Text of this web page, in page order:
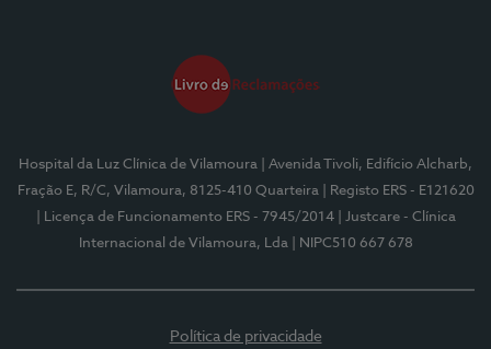
Hospital da Luz Clínica de Vilamoura
| Avenida Tivoli, Edifício Alcharb,
Fração E, R/C, Vilamoura, 8125-410 Quarteira
| Registo ERS - E121620
| Licença de Funcionamento ERS - 7945/2014
| Justcare - Clínica
Internacional de Vilamoura, Lda
| NIPC510 667 678
Política de privacidade